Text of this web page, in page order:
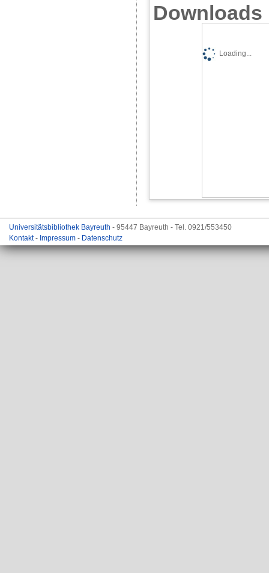
Downloads
Loading...
Universitätsbibliothek Bayreuth - 95447 Bayreuth - Tel. 0921/553450
Kontakt- Impressum - Datenschutz